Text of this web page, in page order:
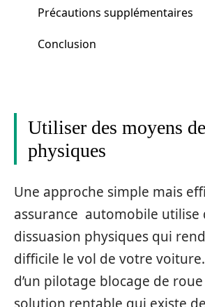
Précautions supplémentaires
Conclusion
Utiliser des moyens
physiques
Une approche simple mais
assurance automobile utilise
dissuasion physiques qui
difficile le vol de votre
d’un pilotage blocage de
solution rentable qui existe